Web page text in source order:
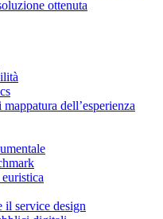
ottenuta
dell’esperienza
il service design